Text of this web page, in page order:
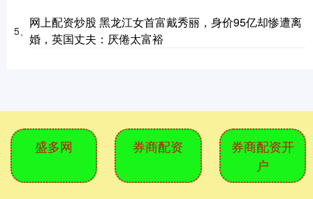
5、
网上配资炒股 黑龙江女首富戴秀丽，身价95亿却惨遭离
婚，英国丈夫：厌倦太富裕
盛多网 券商配资
券商配资开
户